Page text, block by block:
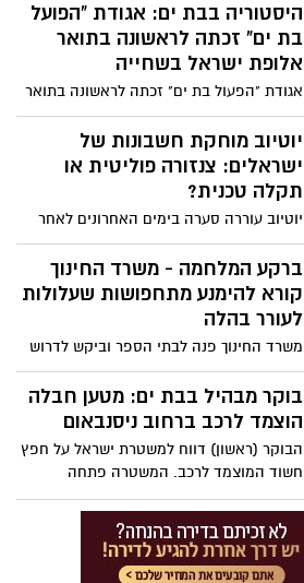
היסטוריה בבת ים: אגודת "הפועל
בת ים" זכתה לראשונה בתואר
אלופת ישראל בשחייה
אגודת "הפעול בת ים" זכתה לראשונה בתואר
אלופת ישראל בשחייה, באליפות החורף של
ישראל בשחייה שנערכה ביום שבת האחרון.
שחיינית הפועל בת ים, דריה גולובטי זכתה
בתואר השחיינית המצטיינת של האליפות.
יוטיוב מוחקת חשבונות של
ישראלים: צנזורה פוליטית או
תקלה טכנית?
יוטיוב עוררה סערה בימים האחרונים לאחר
שנודע כי החלה למחוק ללא אזהרה חשבונות
של ישראלים שמשתפים תכנים של דובר
צה"ל. לטענת החברה, מדובר בחשבונות
שפועלים בניגוד לתנאי השירות, תוך שימוש
ברקע המלחמה - משרד החינוך
קורא להימנע מתחפושות שעלולות
לעורר בהלה
משרד החינוך פנה לבתי הספר וביקש לדרוש
מהתלמידים שלא להגיע עם תחפושות
שעלולות לאור בהלה, זאת ברקע המלחמה
והמצב הביטחוני: "התלמידים נדרשים לגלות
בוקר מבהיל בבת ים: מטען חבלה
הוצמד לרכב ברחוב ניסנבאום
הבוקר (ראשון) דווח למשטרת ישראל על חפץ
חשוד המוצמד לרכב. המשטרה פתחה
בחקירה ונראה כי הרקע להצמדת המטען הוא